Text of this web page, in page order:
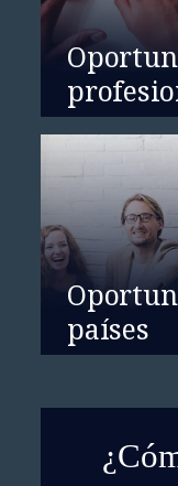
países